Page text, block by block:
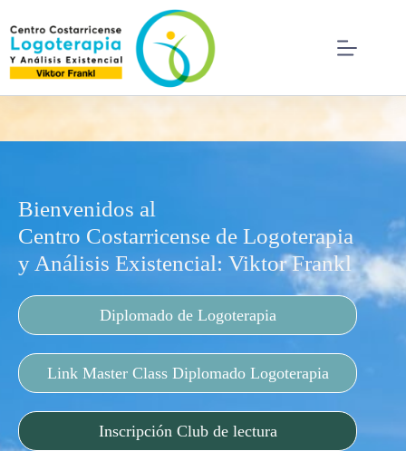
Bienvenidos al
Centro Costarricense de Logoterapia
y Análisis Existencial: Viktor Frankl
Diplomado de Logoterapia
Link Master Class Diplomado Logoterapia
Inscripción Club de lectura